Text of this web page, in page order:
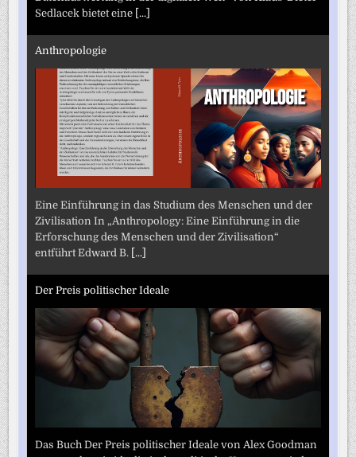
Sedlacek bietet eine [...]
Anthropologie
Eine Einführung in das Studium des Menschen und der
Zivilisation In „Anthropology: Eine Einführung in die
Erforschung des Menschen und der Zivilisation“
entführt Edward B. [...]
Der Preis politischer Ideale
Das Buch Der Preis politischer Ideale von Alex Goodman